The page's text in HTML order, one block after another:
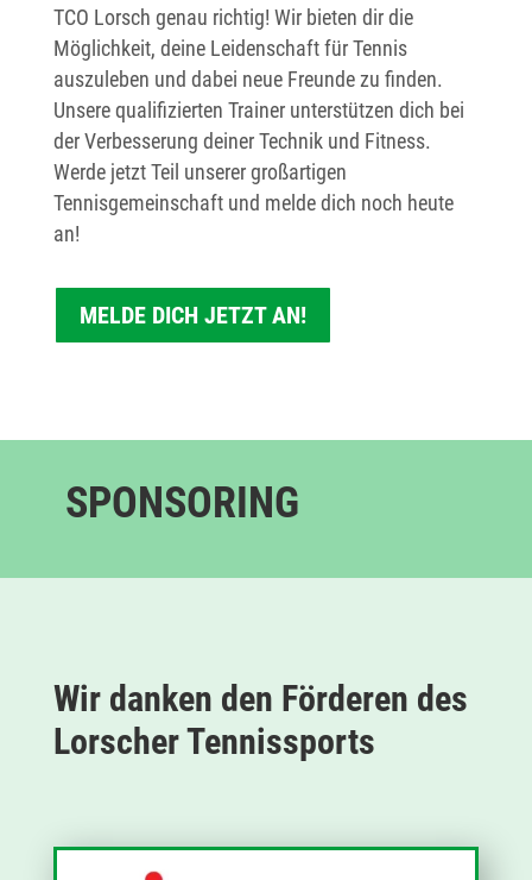
TCO Lorsch genau richtig! Wir bieten dir die
Möglichkeit, deine Leidenschaft für Tennis
auszuleben und dabei neue Freunde zu finden.
Unsere qualifizierten Trainer unterstützen dich bei
der Verbesserung deiner Technik und Fitness.
Werde jetzt Teil unserer großartigen
Tennisgemeinschaft und melde dich noch heute
an!
MELDE DICH JETZT AN!
SPONSORING
Wir danken den Förderen des
Lorscher Tennissports